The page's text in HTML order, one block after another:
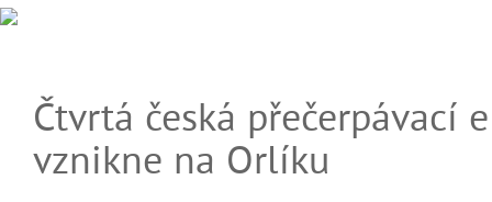
Čtvrtá česká přečerpávací
vznikne na Orlíku